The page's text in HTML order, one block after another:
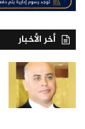
أخر الأخبار